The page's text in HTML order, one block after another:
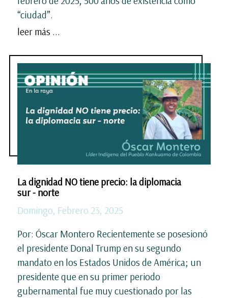
“ciudad”.
leer más ...
La dignidad NO tiene precio: la diplomacia
sur - norte
Domingo, Febrero 23, 2025
Por: Óscar Montero Recientemente se posesionó
el presidente Donal Trump en su segundo
mandato en los Estados Unidos de América; un
presidente que en su primer periodo
gubernamental fue muy cuestionado por las